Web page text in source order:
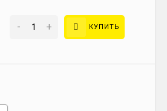
- + КУПИТЬ